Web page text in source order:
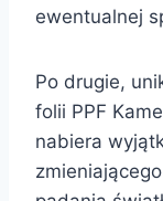
ewentualnej
Po drugie,
folii PPF
nabiera